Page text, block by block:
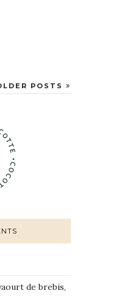
POSTS
de brebis,